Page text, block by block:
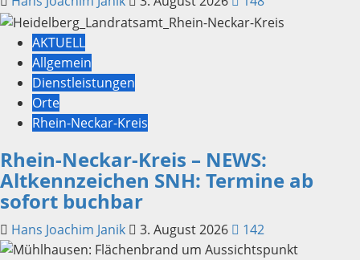
AKTUELL
Allgemein
Dienstleistungen
Orte
Rhein-Neckar-Kreis
Rhein-Neckar-Kreis – NEWS:
Altkennzeichen SNH: Termine ab
sofort buchbar
Hans Joachim Janik 3. August 2026 142